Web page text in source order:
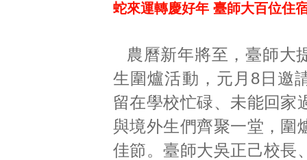
蛇來運轉慶好年 臺師大百位住
農曆新年將至，臺師大
生圍爐活動，元月8日邀
留在學校忙碌、未能回家
與境外生們齊聚一堂，圍
佳節。臺師大吳正己校長